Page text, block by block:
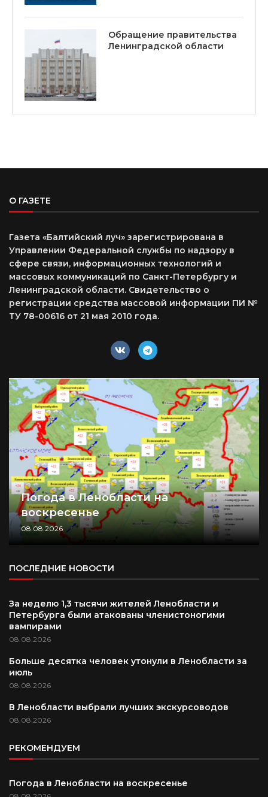
Обращение правительства
Ленинградской области
О ГАЗЕТЕ
Газета «Балтийский луч» зарегистрирована в
Управлении Федеральной службы по надзору в
сфере связи, информационных технологий и
массовых коммуникаций по Санкт-Петербургу и
Ленинградской области. Свидетельство о
регистрации средства массовой информации ПИ №
ТУ 78-00616 от 21 мая 2010 года.
Погода в Ленобласти на
воскресенье
08.08.2026
ПОСЛЕДНИЕ НОВОСТИ
За неделю 1,3 тысячи жителей Ленобласти и
Петербурга были атакованы членистоногими
вампирами
08.08.2026
Больше десятка человек утонули в Ленобласти за
июль
08.08.2026
В Ленобласти выбрали лучших экскурсоводов
08.08.2026
РЕКОМЕНДУЕМ
Погода в Ленобласти на воскресенье